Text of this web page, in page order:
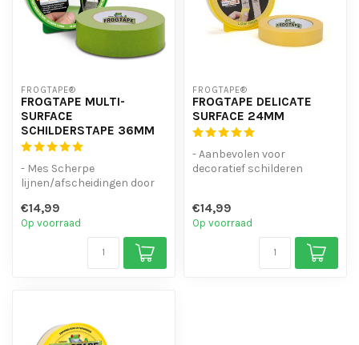
FROGTAPE®
FROGTAPE MULTI-
SURFACE
SCHILDERSTAPE 36MM
- Mes Scherpe
lijnen/afscheidingen door
- Gebruik voor...
€14,99
Op voorraad
FROGTAPE®
FROGTAPE DELICATE
SURFACE 24MM
- Aanbevolen voor
decoratief schilderen
€14,99
Op voorraad